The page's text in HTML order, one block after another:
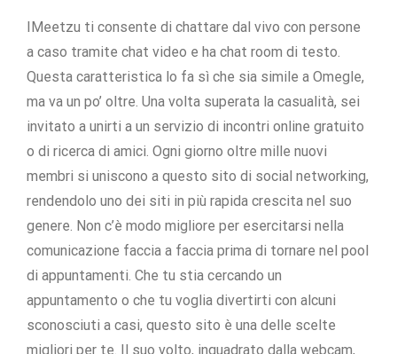
IMeetzu ti consente di chattare dal vivo con persone
a caso tramite chat video e ha chat room di testo.
Questa caratteristica lo fa sì che sia simile a Omegle,
ma va un po’ oltre. Una volta superata la casualità, sei
invitato a unirti a un servizio di incontri online gratuito
o di ricerca di amici. Ogni giorno oltre mille nuovi
membri si uniscono a questo sito di social networking,
rendendolo uno dei siti in più rapida crescita nel suo
genere. Non c’è modo migliore per esercitarsi nella
comunicazione faccia a faccia prima di tornare nel pool
di appuntamenti. Che tu stia cercando un
appuntamento o che tu voglia divertirti con alcuni
sconosciuti a casi, questo sito è una delle scelte
migliori per te. Il suo volto, inquadrato dalla webcam,